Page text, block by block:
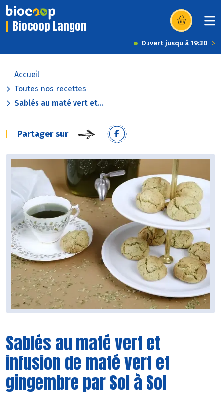
Biocoop Langon (s’ouvre dans
Ouvert jusqu'à 19:30
Accueil
Toutes nos recettes
Sablés au maté vert et...
Partager sur
Sablés au maté vert et
infusion de maté vert et
gingembre par Sol à Sol